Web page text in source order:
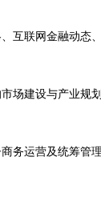
互联网金融动态
场建设与产业规
务运营及统筹管